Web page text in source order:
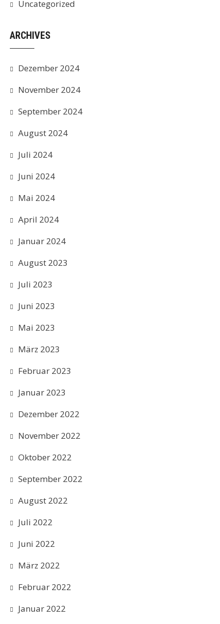
Uncategorized
ARCHIVES
Dezember 2024
November 2024
September 2024
August 2024
Juli 2024
Juni 2024
Mai 2024
April 2024
Januar 2024
August 2023
Juli 2023
Juni 2023
Mai 2023
März 2023
Februar 2023
Januar 2023
Dezember 2022
November 2022
Oktober 2022
September 2022
August 2022
Juli 2022
Juni 2022
März 2022
Februar 2022
Januar 2022